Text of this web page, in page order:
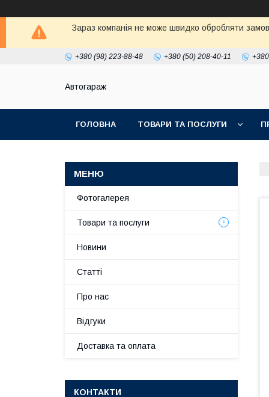
Зараз компанія не може швидко обробляти
+380 (98) 223-88-48 +380 (50) 208-40-11
Автогараж
ГОЛОВНА ТОВАРИ ТА ПОСЛУГИ
Фотогалерея
Товари та послуги
Новини
Статті
Про нас
Відгуки
Доставка та оплата
КОНТАКТИ